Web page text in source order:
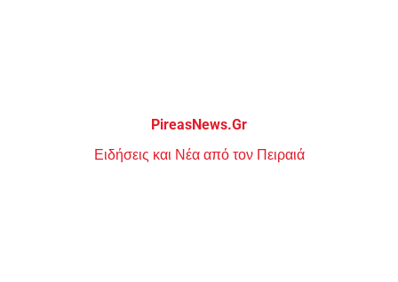
PireasNews.Gr
Ειδήσεις και Νέα από τον Πειραιά